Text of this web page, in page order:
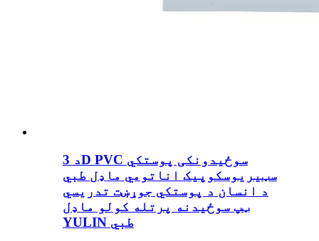
د 3D PVC سوځیدونکی پوستکي
سټیریوسکوپیک اناتومي ماډل طبي
د انسان د پوستکي جوړښت تدریسي
ټپ سوځیدنه پرتله کولو ماډل
YULIN طبي